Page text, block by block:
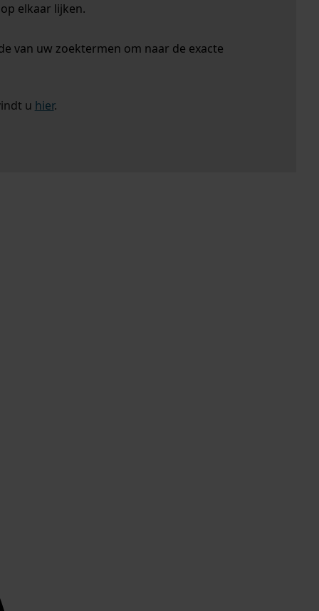
elkaar lijken.
van uw zoektermen om naar de exacte
u hier.